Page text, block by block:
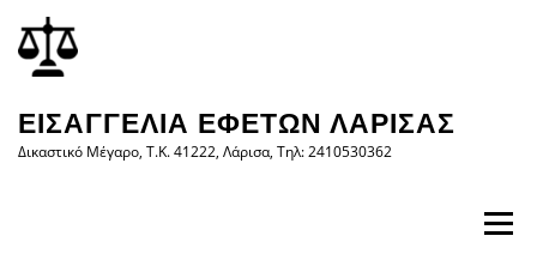
περιεχόμενο
στο
περιεχόμενο
ΕΙΣΑΓΓΕΛΊΑ ΕΦΕΤΏΝ ΛΆΡΙΣΑΣ
Δικαστικό Μέγαρο, Τ.Κ. 41222, Λάρισα, Τηλ: 2410530362
Μενού